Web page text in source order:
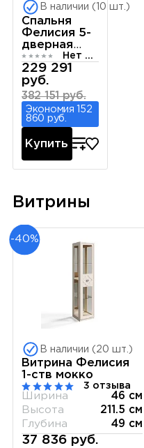
В наличии (10 шт.)
Спальня
Фелисия 5-
дверная
мокко
Нет отзывов
229 291
руб.
382 151 руб.
Экономия 152
860 руб.
Купить
Витрины
-40%
В наличии (20 шт.)
Витрина Фелисия
1-ств мокко
3 отзыва
Ширина
46 см
Высота
211.5 см
Глубина
49 см
37 836 руб.